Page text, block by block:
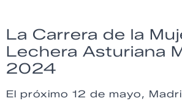
La Carrera de la
Lechera Asturiana
2024
El próximo 12 de mayo,